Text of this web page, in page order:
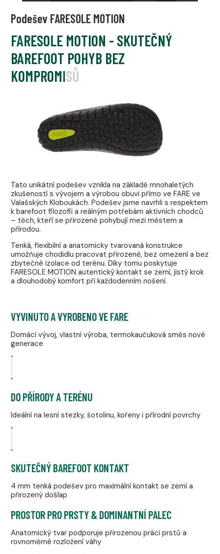
Podešev FARESOLE MOTION
FARESOLE MOTION - SKUTEČNÝ
BAREFOOT POHYB BEZ
KOMPROMISŮ
Tato unikátní podešev vznikla na základě mnohaletých
zkušeností s vývojem a výrobou obuvi přímo ve FARE ve
Valašských Kloboukách. Podešev jsme navrhli s respektem
k barefoot filozofii a reálným potřebám aktivních chodců
– těch, kteří se přirozeně pohybují mezi městem a
přírodou.
Tenká, flexibilní a anatomicky tvarovaná konstrukce
umožňuje chodidlu pracovat přirozeně, bez omezení a bez
zbytečné izolace od terénu. Díky tomu poskytuje
FARESOLE MOTION autentický kontakt se zemí, jistý krok
a dlouhodobý komfort při každodenním nošení.
VYVINUTO A VYROBENO VE FARE
Domácí vývoj, vlastní výroba, termokaučuková směs nové
generace
DO PŘÍRODY A TERÉNU
Ideální na lesní stezky, šotolinu, kořeny i přírodní povrchy
SKUTEČNÝ BAREFOOT KONTAKT
4 mm tenká podešev pro maximální kontakt se zemí a
přirozený došlap
PROSTOR PRO PRSTY & DOMINANTNÍ PALEC
Anatomický tvar podporuje přirozenou práci prstů a
rovnoměrné rozložení váhy